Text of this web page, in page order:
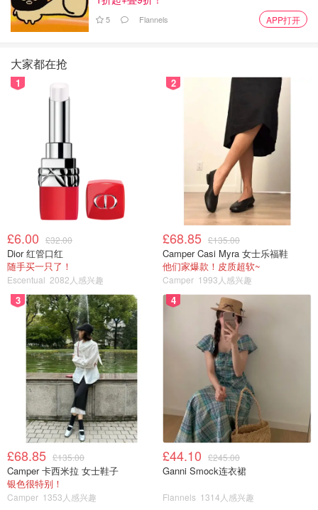
活。傍晚在市场买上一块钱的生姜、两块钱的鱼腥草（也叫
折耳根）、三块钱的新鲜花生🥜、五块钱的野生蓝莓、六块
钱的芋头、一元钱一个的土鸡蛋，超市里购买了七角钱一个
的馒头和一瓶简爱牌酸奶，第二天第三天早上慢慢悠悠一一
做好，细细品尝，真是丰富营养，幸福感爆棚。
5 Flannels APP打开
大家都在抢
1
£6.00 £32.00
Dior 红管口红
随手买一只了！
Escentual 2082人感兴趣
2
£68.85 £135.00
Camper Casi Myra 女士乐福鞋
他们家爆款！皮质超软~
Camper 1993人感兴趣
3
£68.85 £135.00
Camper 卡西米拉 女士鞋子
银色很特别！
Camper 1353人感兴趣
4
£44.10 £245.00
Ganni Smock连衣裙
Flannels 1314人感兴趣